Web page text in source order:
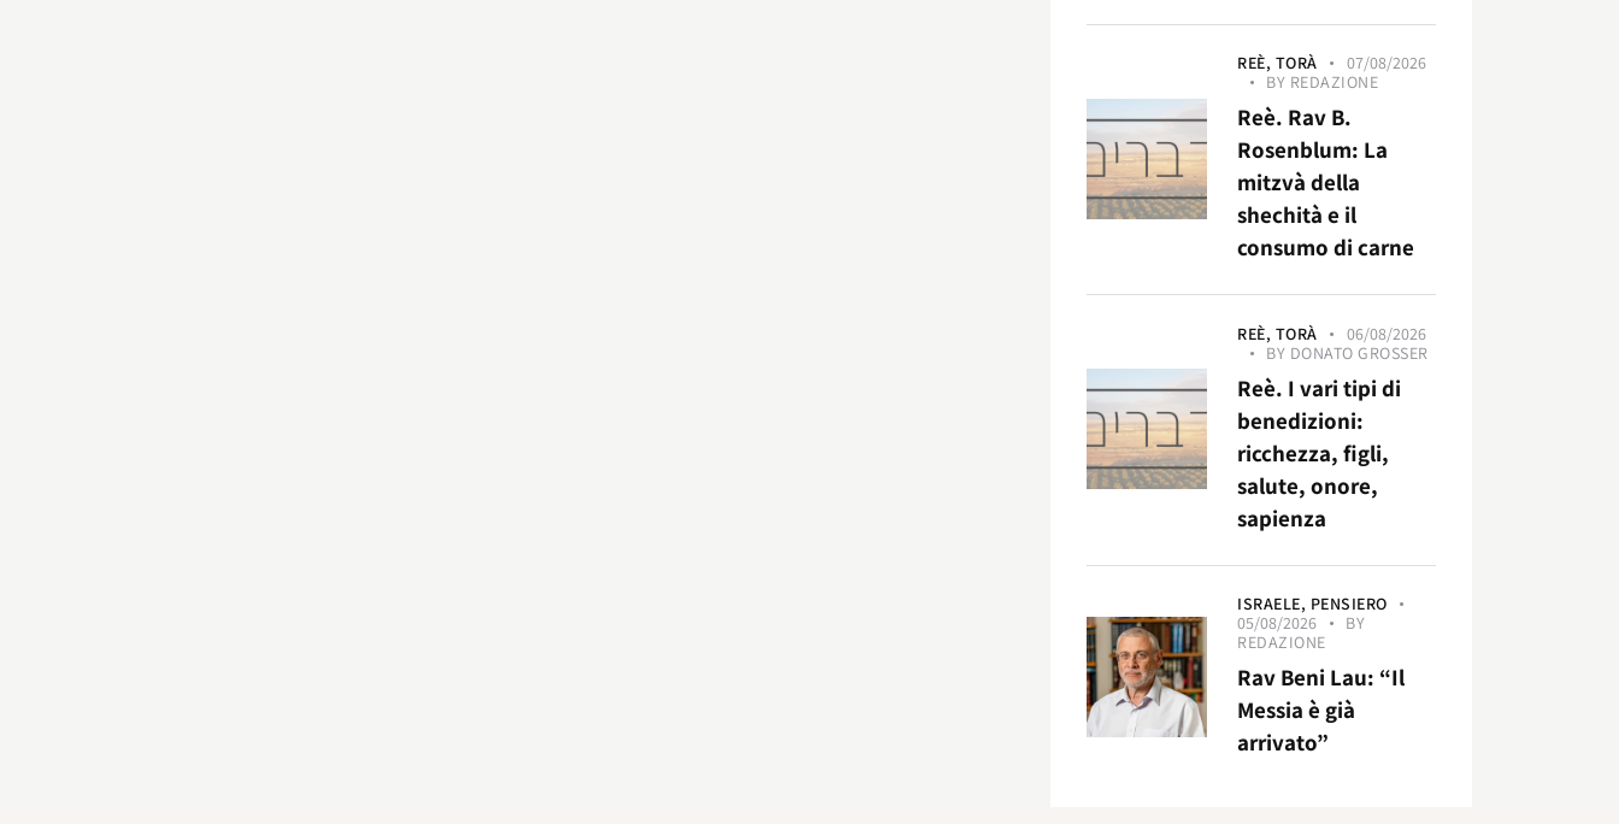
REÈ, TORÀ
07/08/2026
BY REDAZIONE
Reè. Rav B.
Rosenblum: La
mitzvà della
shechità e il
consumo di carne
REÈ, TORÀ
06/08/2026
BY DONATO GROSSER
Reè. I vari tipi di
benedizioni:
ricchezza, figli,
salute, onore,
sapienza
ISRAELE, PENSIERO
05/08/2026
BY
REDAZIONE
Rav Beni Lau: “Il
Messia è già
arrivato”